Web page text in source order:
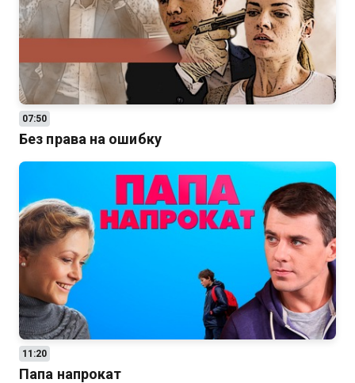
07:50
Без права на ошибку
11:20
Папа напрокат